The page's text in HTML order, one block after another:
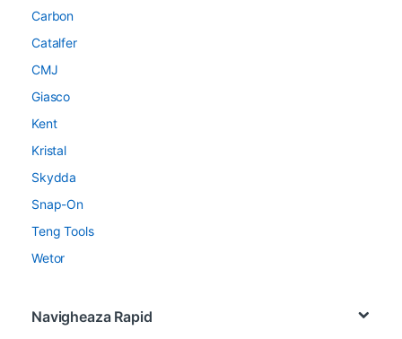
Carbon
Catalfer
CMJ
Giasco
Kent
Kristal
Skydda
Snap-On
Teng Tools
Wetor
Navigheaza Rapid